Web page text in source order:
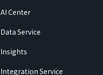
AI Center
Data Service
Insights
Integration Service